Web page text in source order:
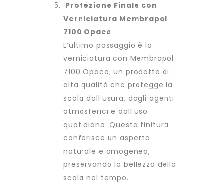
Protezione Finale con
Verniciatura Membrapol
7100 Opaco
L’ultimo passaggio è la
verniciatura con Membrapol
7100 Opaco, un prodotto di
alta qualità che protegge la
scala dall’usura, dagli agenti
atmosferici e dall’uso
quotidiano. Questa finitura
conferisce un aspetto
naturale e omogeneo,
preservando la bellezza della
scala nel tempo.